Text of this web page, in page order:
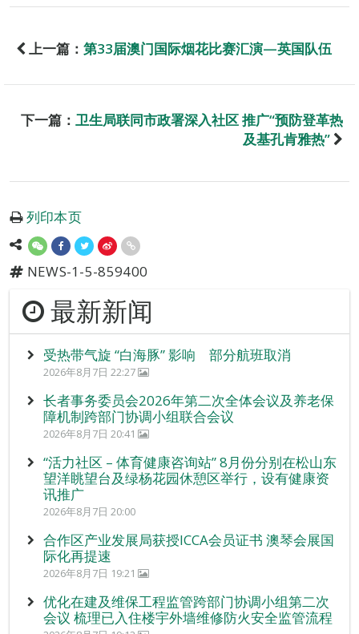
上一篇： 第33届澳门国际烟花比赛汇演—英国队伍
下一篇： 卫生局联同市政署深入社区 推广“预防登革热
及基孔肯雅热”
列印本页
NEWS-1-5-859400
最新新闻
受热带气旋 “白海豚” 影响 部分航班取消
2026年8月7日 22:27
长者事务委员会2026年第二次全体会议及养老保
障机制跨部门协调小组联合会议
2026年8月7日 20:41
“活力社区 – 体育健康咨询站” 8月份分别在松山东
望洋眺望台及绿杨花园休憩区举行，设有健康资
讯推广
2026年8月7日 20:00
合作区产业发展局获授ICCA会员证书 澳琴会展国
际化再提速
2026年8月7日 19:21
优化在建及维保工程监管跨部门协调小组第二次
会议 梳理已入住楼宇外墙维修防火安全监管流程